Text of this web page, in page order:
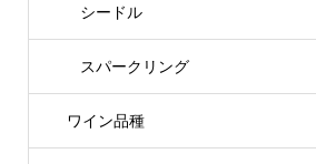
シードル
スパークリング
ワイン品種